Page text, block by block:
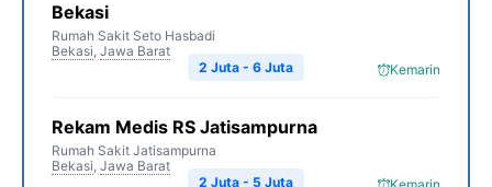
Bekasi
Rumah Sakit Seto Hasbadi
Bekasi, Jawa Barat
Kemarin
2 Juta - 6 Juta
Rekam Medis RS Jatisampurna
Rumah Sakit Jatisampurna
Bekasi, Jawa Barat
2 Juta - 5 Juta